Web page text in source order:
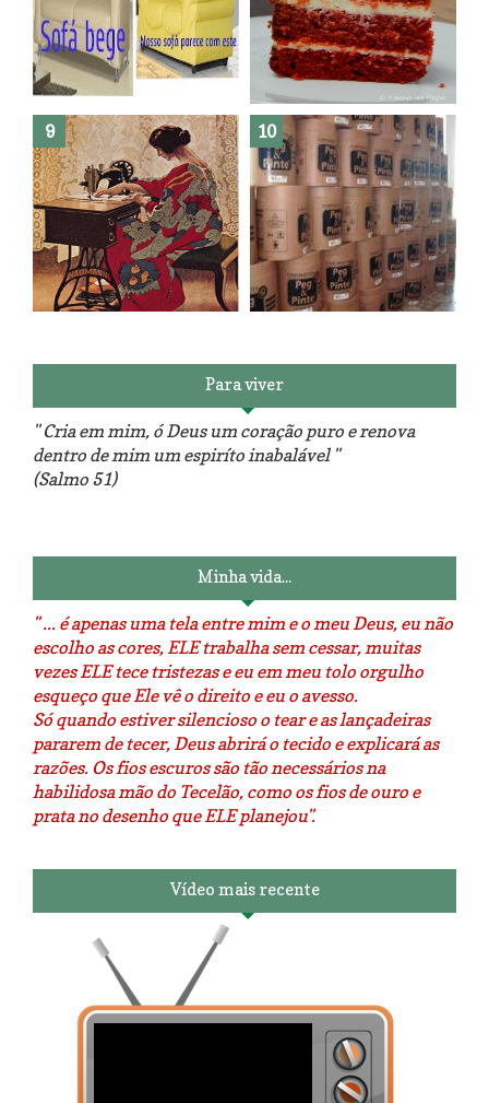
O medo que habita em nós.
Reforma do sofá, agora é em
patchwork!
The Red Velvet !!! O Perfeito
Para viver
" Cria em mim, ó Deus um coração puro e renova
dentro de mim um espiríto inabalável "
(Salmo 51)
Minha vida...
" ... é apenas uma tela entre mim e o meu Deus, eu não
escolho as cores, ELE trabalha sem cessar, muitas
vezes ELE tece tristezas e eu em meu tolo orgulho
esqueço que Ele vê o direito e eu o avesso.
Só quando estiver silencioso o tear e as lançadeiras
pararem de tecer, Deus abrirá o tecido e explicará as
razões. Os fios escuros são tão necessários na
habilidosa mão do Tecelão, como os fios de ouro e
prata no desenho que ELE planejou".
Vídeo mais recente